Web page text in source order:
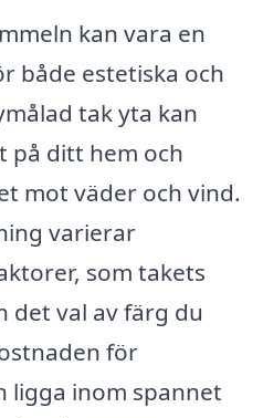
kan vara en
både estetiska och
tak yta kan
på ditt hem och
mot väder och vind.
varierar
som takets
det val av färg du
för
ligga inom spannet